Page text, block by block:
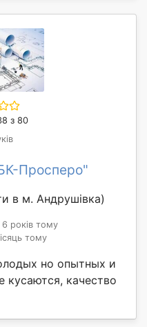
з 80
Просперо"
в м. Андрушівка)
років тому
тому
но опытных и
качество